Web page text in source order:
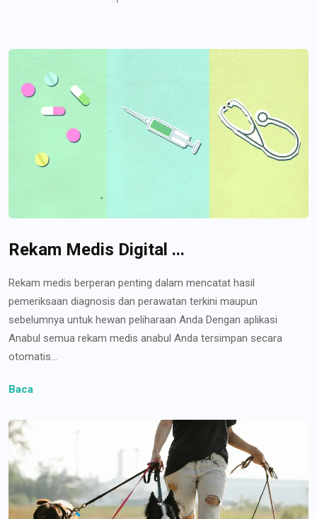
Rekam Medis Digital ...
Rekam medis berperan penting dalam mencatat hasil
pemeriksaan diagnosis dan perawatan terkini maupun
sebelumnya untuk hewan peliharaan Anda Dengan aplikasi
Anabul semua rekam medis anabul Anda tersimpan secara
otomatis...
Baca